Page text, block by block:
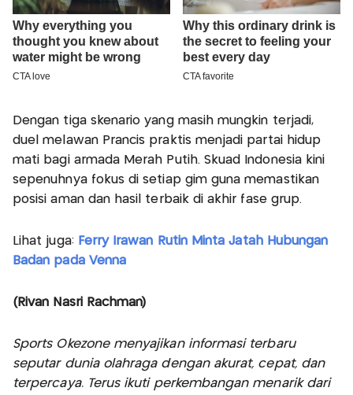
Dengan tiga skenario yang masih mungkin terjadi,
duel melawan Prancis praktis menjadi partai hidup
mati bagi armada Merah Putih. Skuad Indonesia kini
sepenuhnya fokus di setiap gim guna memastikan
posisi aman dan hasil terbaik di akhir fase grup.
Lihat juga: Ferry Irawan Rutin Minta Jatah Hubungan
Badan pada Venna
(Rivan Nasri Rachman)
Sports Okezone menyajikan informasi terbaru
seputar dunia olahraga dengan akurat, cepat, dan
terpercaya. Terus ikuti perkembangan menarik dari